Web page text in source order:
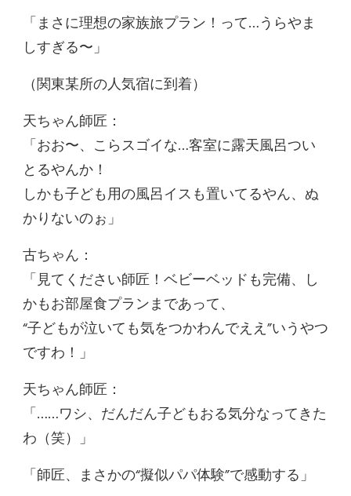
「まさに理想の家族旅プラン！って…うらやま
しすぎる〜」
（関東某所の人気宿に到着）
天ちゃん師匠：
「おお〜、こらスゴイな…客室に露天風呂つい
とるやんか！
しかも子ども用の風呂イスも置いてるやん、ぬ
かりないのぉ」
古ちゃん：
「見てください師匠！ベビーベッドも完備、し
かもお部屋食プランまであって、
“子どもが泣いても気をつかわんでええ”いうやつ
ですわ！」
天ちゃん師匠：
「……ワシ、だんだん子どもおる気分なってきた
わ（笑）」
「師匠、まさかの“擬似パパ体験”で感動する」